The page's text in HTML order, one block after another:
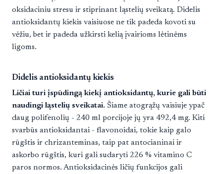
oksidaciniu stresu ir stiprinant ląstelių sveikatą. Didelis
antioksidantų kiekis vaisiuose ne tik padeda kovoti su
vėžiu, bet ir padeda užkirsti kelią įvairioms lėtinėms
ligoms.
Didelis antioksidantų kiekis
Ličiai turi įspūdingą kiekį antioksidantų, kurie gali būti
naudingi ląstelių sveikatai. Šiame atogrąžų vaisiuje ypač
daug polifenolių - 240 ml porcijoje jų yra 492,4 mg. Kiti
svarbūs antioksidantai - flavonoidai, tokie kaip galo
rūgštis ir chrizanteminas, taip pat antocianinai ir
askorbo rūgštis, kuri gali sudaryti 226 % vitamino C
paros normos. Antioksidacinės ličių funkcijos gali